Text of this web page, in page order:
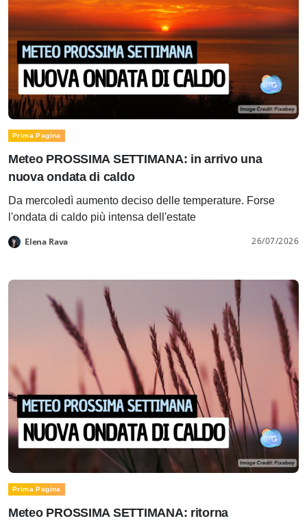
Prima Pagina
Meteo PROSSIMA SETTIMANA: in arrivo una
nuova ondata di caldo
Da mercoledì aumento deciso delle temperature. Forse
l'ondata di caldo più intensa dell'estate
Elena Rava 26/07/2026
Prima Pagina
Meteo PROSSIMA SETTIMANA: ritorna